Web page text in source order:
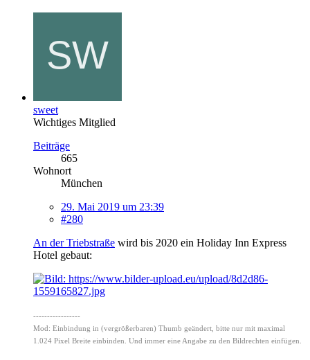
sweet
Wichtiges Mitglied
Beiträge
665
Wohnort
München
29. Mai 2019 um 23:39
#280
An der Triebstraße wird bis 2020 ein Holiday Inn Express
Hotel gebaut:
-----------------
Mod: Einbindung in (vergrößerbaren) Thumb geändert, bitte nur mit maximal
1.024 Pixel Breite einbinden. Und immer eine Angabe zu den Bildrechten einfügen.